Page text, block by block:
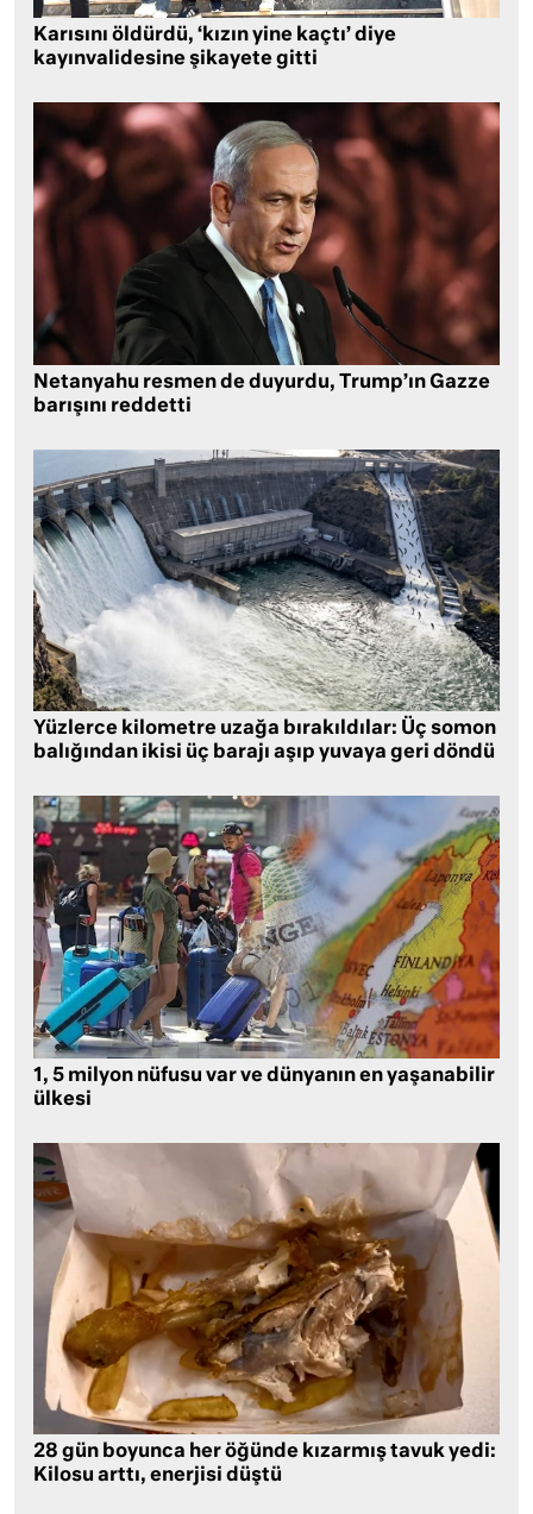
Karısını öldürdü, ‘kızın yine kaçtı’ diye
kayınvalidesine şikayete gitti
Netanyahu resmen de duyurdu, Trump’ın Gazze
barışını reddetti
Yüzlerce kilometre uzağa bırakıldılar: Üç somon
balığından ikisi üç barajı aşıp yuvaya geri döndü
1, 5 milyon nüfusu var ve dünyanın en yaşanabilir
ülkesi
28 gün boyunca her öğünde kızarmış tavuk yedi:
Kilosu arttı, enerjisi düştü